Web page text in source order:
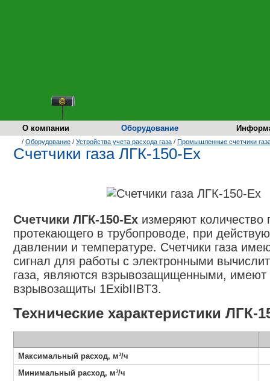
О компании Оборудование
/ Оборудование / Устройства учета расхода газа / Промышленные счетчики
Счетчики газа ЛГК-150-Ex
Счетчики ЛГК-150-Ex измеряют количество
протекающего в трубопроводе, при
давлении и температуре. Счетчики газа
сигнал для работы с электронными
газа, являются взрывозащищенными, имеют
взрывозащиты 1ExibIIBT3.
Технические характеристики ЛГК-
Максимальный расход, м³/ч
Минимальный расход, м³/ч